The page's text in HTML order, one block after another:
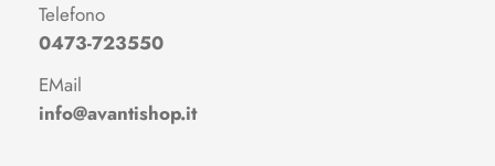
Telefono
0473-723550
EMail
info@avantishop.it